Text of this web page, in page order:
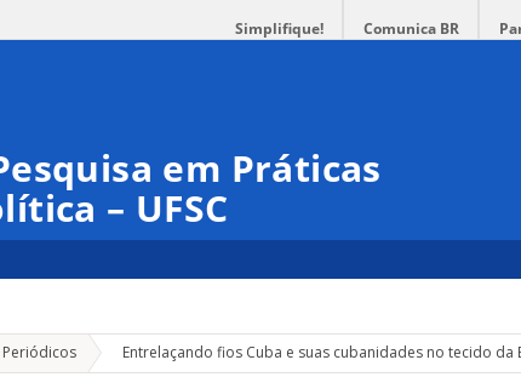
Simplifique! Comunica BR
em Práticas
– UFSC
» Entrelaçando fios Cuba e suas cubanidades no tecido da